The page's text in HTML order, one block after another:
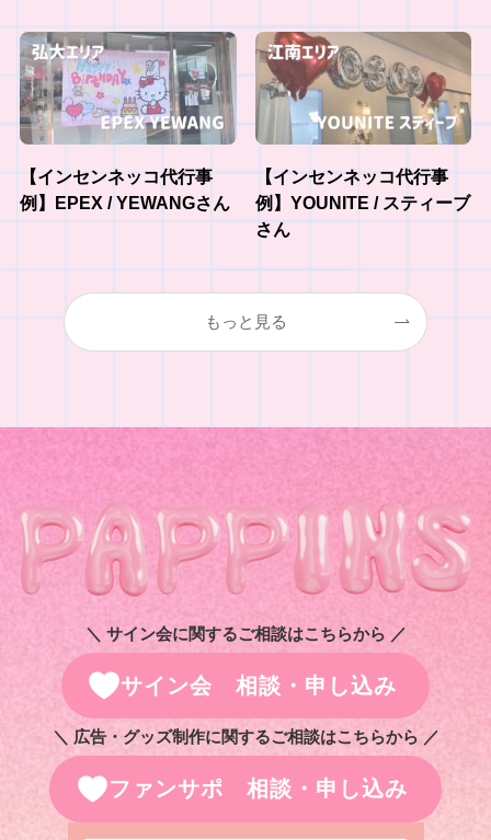
【インセンネッコ代行事
例】EPEX / YEWANGさん
【インセンネッコ代行事
例】YOUNITE / スティーブ
さん
もっと見る
＼ サイン会に関するご相談はこちらから ／
サイン会 相談・申し込み
＼ 広告・グッズ制作に関するご相談はこちらから ／
ファンサポ 相談・申し込み